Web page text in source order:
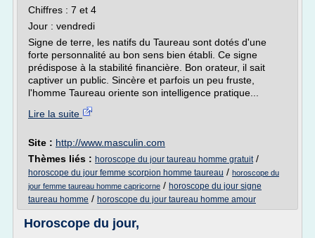
Chiffres : 7 et 4
Jour : vendredi
Signe de terre, les natifs du Taureau sont dotés d'une
forte personnalité au bon sens bien établi. Ce signe
prédispose à la stabilité financière. Bon orateur, il sait
captiver un public. Sincère et parfois un peu fruste,
l'homme Taureau oriente son intelligence pratique...
Lire la suite
Site : http://www.masculin.com
Thèmes liés : horoscope du jour taureau homme gratuit/
horoscope du jour femme scorpion homme taureau / horoscope du
jour femme taureau homme capricorne / horoscope du jour signe
taureau homme / horoscope du jour taureau homme amour
Horoscope du jour,